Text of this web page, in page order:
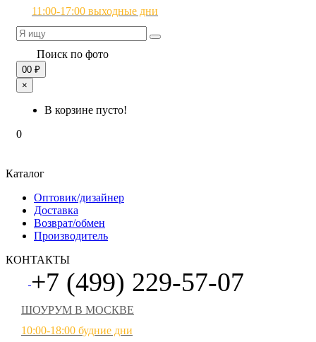
11:00-17:00 выходные дни
Поиск по фото
00 ₽
×
В корзине пусто!
0
Каталог
Оптовик/дизайнер
Доставка
Возврат/обмен
Производитель
КОНТАКТЫ
+7 (499) 229-57-07
ШОУРУМ В МОСКВЕ
10:00-18:00 будние дни